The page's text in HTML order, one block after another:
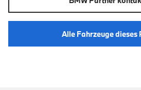
Alle Fahrzeuge dieses